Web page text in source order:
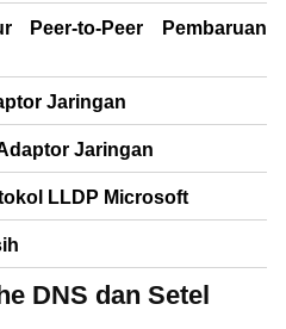
Peer-to-Peer Pembaruan
Jaringan
Jaringan
LLDP Microsoft
DNS dan Setel